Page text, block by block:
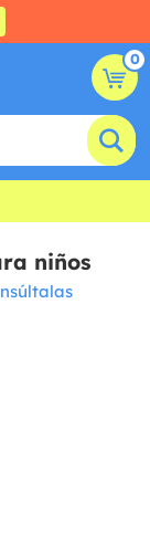
0
niños